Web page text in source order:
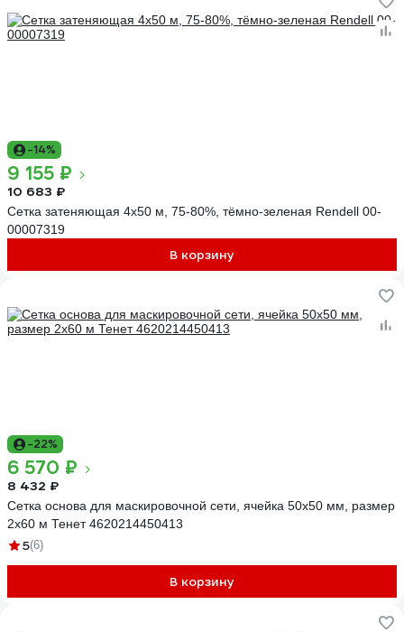
-14%
9 155 ₽
10 683 ₽
Сетка затеняющая 4x50 м, 75-80%, тёмно-зеленая Rendell 00-
00007319
В корзину
-22%
6 570 ₽
8 432 ₽
Сетка основа для маскировочной сети, ячейка 50х50 мм, размер
2x60 м Тенет 4620214450413
5(6)
В корзину